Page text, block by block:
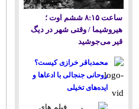
ساعت ۸:۱۵ ششم اوت ؛
هیروشیما / وقتی شهر در دیگ
قیر می‌جوشید
محمدباقر خرازی کیست؟
روحانی جنجالی با ادعاها و
ایده‌های تخیلی
فیلم های